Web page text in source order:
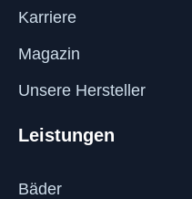
Karriere
Magazin
Unsere Hersteller
Leistungen
Bäder